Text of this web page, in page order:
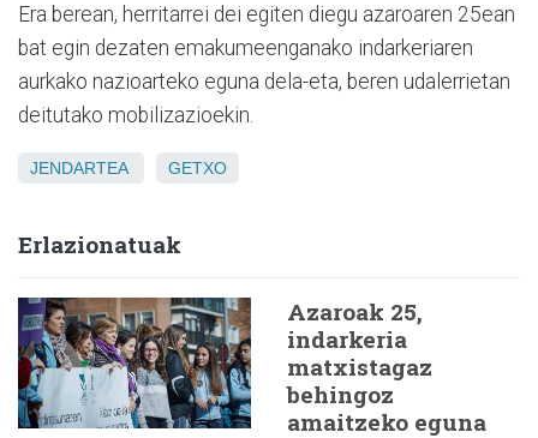
Era berean, herritarrei dei egiten diegu azaroaren 25ean
bat egin dezaten emakumeenganako indarkeriaren
aurkako nazioarteko eguna dela-eta, beren udalerrietan
deitutako mobilizazioekin.
JENDARTEA GETXO
Erlazionatuak
Azaroak 25,
indarkeria
matxistagaz
behingoz
amaitzeko eguna